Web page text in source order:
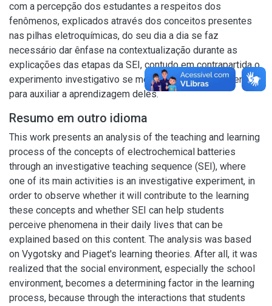
com a percepção dos estudantes a respeitos dos
fenômenos, explicados através dos conceitos presentes
nas pilhas eletroquímicas, do seu dia a dia se faz
necessário dar ênfase na contextualização durante as
explicações das etapas da SEI, contudo em contrapartida o
experimento investigativo se mostra uma boa ferramenta
para auxiliar a aprendizagem deles.
Resumo em outro idioma
This work presents an analysis of the teaching and learning
process of the concepts of electrochemical batteries
through an investigative teaching sequence (SEI), where
one of its main activities is an investigative experiment, in
order to observe whether it will contribute to the learning
these concepts and whether SEI can help students
perceive phenomena in their daily lives that can be
explained based on this content. The analysis was based
on Vygotsky and Piaget's learning theories. After all, it was
realized that the social environment, especially the school
environment, becomes a determining factor in the learning
process, because through the interactions that students